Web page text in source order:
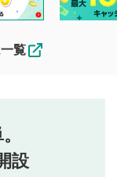
とコメント
るコメントをお
たものとみなし
三者間のトラ
任を負いませ
覧
設